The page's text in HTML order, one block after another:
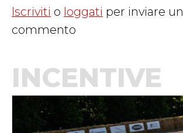
Iscriviti o loggati per inviare un
commento
INCENTIVE